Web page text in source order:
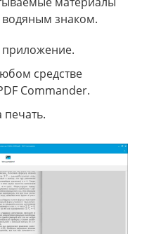
знаком.
приложение.
средстве
Commander.
печать.